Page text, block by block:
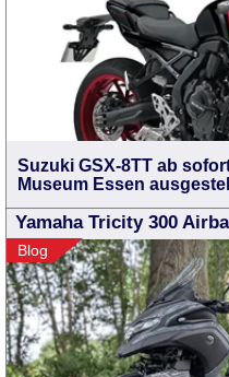
Suzuki GSX-8TT ab
Museum Essen
Yamaha Tricity 300
Blog